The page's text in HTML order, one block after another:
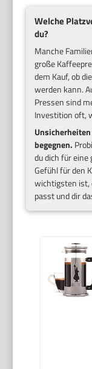
Welche
du?
Manche
große
dem Kauf, ob
werden kann.
Pressen sind
Investition oft,
begegnen.
du dich für
Gefühl für den
wichtigsten ist,
passt und dir